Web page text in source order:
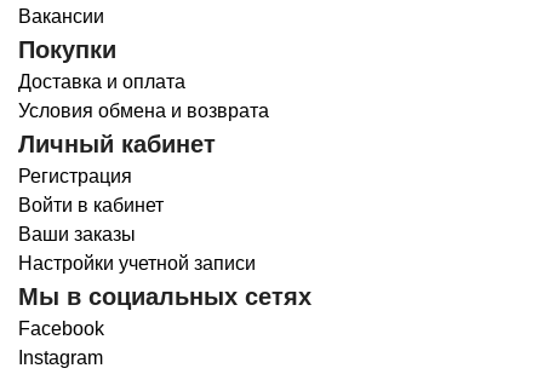
Вакансии
Покупки
Доставка и оплата
Условия обмена и возврата
Личный кабинет
Регистрация
Войти в кабинет
Ваши заказы
Настройки учетной записи
Мы в социальных сетях
Facebook
Instagram